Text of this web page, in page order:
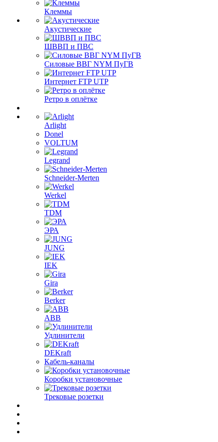
Клеммы
Акустические
ШВВП и ПВС
Силовые ВВГ NYM ПуГВ
Интернет FTP UTP
Ретро в оплётке
Arlight
Donel
VOLTUM
Legrand
Schneider-Merten
Werkel
TDM
ЭРА
JUNG
IEK
Gira
Berker
ABB
Удлинители
DEKraft
Кабель-каналы
Коробки установочные
Трековые розетки